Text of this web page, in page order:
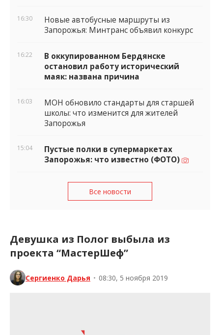
16:30
Новые автобусные маршруты из
Запорожья: Минтранс объявил конкурс
16:22
В оккупированном Бердянске
остановил работу исторический
маяк: названа причина
16:03
МОН обновило стандарты для старшей
школы: что изменится для жителей
Запорожья
15:04
Пустые полки в супермаркетах
Запорожья: что известно (ФОТО)
Все новости
Девушка из Полог выбыла из
проекта “МастерШеф”
Сергиенко Дарья • 08:30, 5 ноября 2019